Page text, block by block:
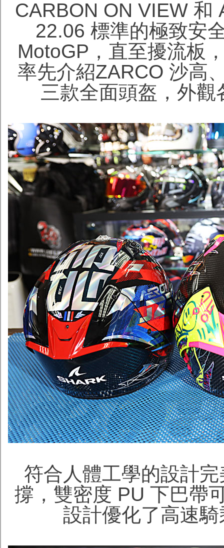
CARBON ON VIEW 和
22.06 標準的極致安
MotoGP，直至擾流板
率先介紹ZARCO 沙高
三款全面頭盔，外
符合人體工學的設計
撐，雙密度 PU 下巴帶
設計優化了高速